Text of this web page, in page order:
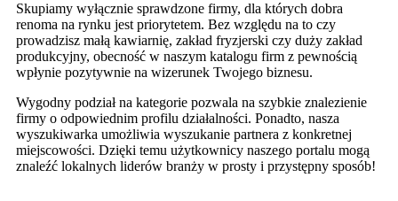
Skupiamy wyłącznie sprawdzone firmy, dla których dobra
renoma na rynku jest priorytetem. Bez względu na to czy
prowadzisz małą kawiarnię, zakład fryzjerski czy duży zakład
produkcyjny, obecność w naszym katalogu firm z pewnością
wpłynie pozytywnie na wizerunek Twojego biznesu.
Wygodny podział na kategorie pozwala na szybkie znalezienie
firmy o odpowiednim profilu działalności. Ponadto, nasza
wyszukiwarka umożliwia wyszukanie partnera z konkretnej
miejscowości. Dzięki temu użytkownicy naszego portalu mogą
znaleźć lokalnych liderów branży w prosty i przystępny sposób!